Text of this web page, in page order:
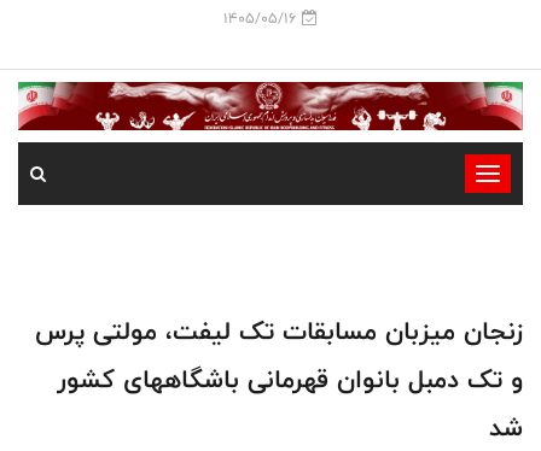
1405/05/16
-
-
-
-
زنجان میزبان مسابقات تک لیفت، مولتی پرس
و تک دمبل بانوان قهرمانی باشگاههای کشور
شد